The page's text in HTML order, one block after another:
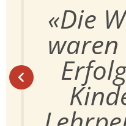
«Die
Previous